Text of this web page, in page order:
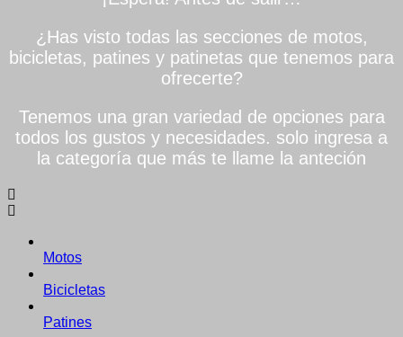
¿Has visto todas las secciones de motos,
bicicletas, patines y patinetas que tenemos para
ofrecerte?
Tenemos una gran variedad de opciones para
todos los gustos y necesidades. solo ingresa a
la categoría que más te llame la anteción
Motos
Bicicletas
Patines